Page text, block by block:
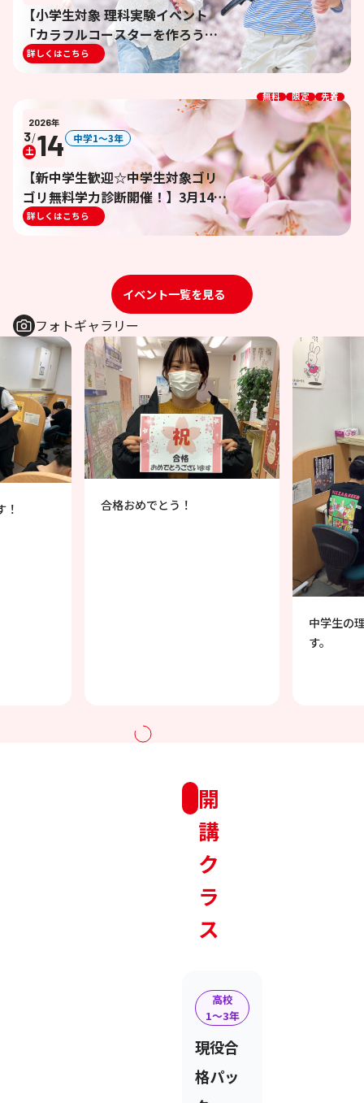
【小学生対象 理科実験イベント
「カラフルコースターを作ろう」
開催！】3/21(土)16:00～
17:00 ※終了しました※
詳しくはこちら
2026年
3/14
土
中学1〜3年
【新中学生歓迎☆中学生対象ゴリ
ゴリ無料学力診断開催！】3月14日
(土)16:00～18:00 ※終了しま
詳しくはこちら
無料 限定 先着
イベント一覧を見る
フォトギャラリー
講師の先
るアット
開
講
ク
ラ
ス
高校
1〜3年
現役合
格パッ